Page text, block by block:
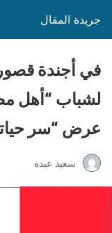
جريدة المقال
في أجندة
لشباب “أهل
عرض “سر
سعيد عبده